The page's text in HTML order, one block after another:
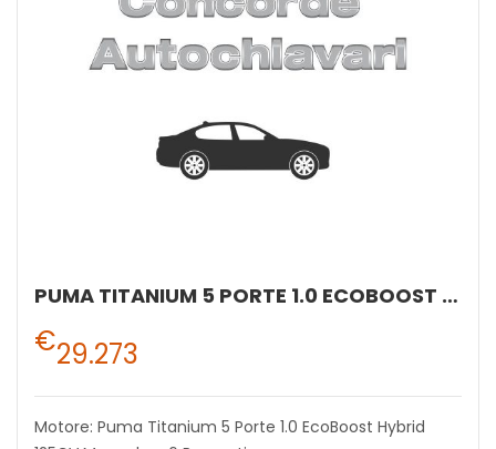
PUMA TITANIUM 5 PORTE 1.0 ECOBOOST HYBRID 125CV MANUALE A 6 RAPPORTI
€29.273
Motore: Puma Titanium 5 Porte 1.0 EcoBoost Hybrid